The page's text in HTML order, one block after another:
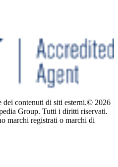
dei contenuti di siti esterni.© 2026
Group. Tutti i diritti riservati.
marchi registrati o marchi di